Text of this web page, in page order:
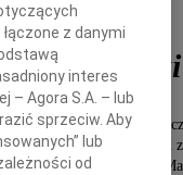
hab.
Analizy
Warszawskim
najpierw w Instytucie
z danymi
interes
– Agora S.A. – lub
sprzeciw. Aby
lub
od